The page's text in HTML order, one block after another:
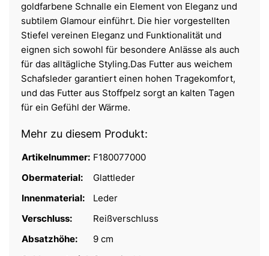
goldfarbene Schnalle ein Element von Eleganz und
subtilem Glamour einführt. Die hier vorgestellten
Stiefel vereinen Eleganz und Funktionalität und
eignen sich sowohl für besondere Anlässe als auch
für das alltägliche Styling.Das Futter aus weichem
Schafsleder garantiert einen hohen Tragekomfort,
und das Futter aus Stoffpelz sorgt an kalten Tagen
für ein Gefühl der Wärme.
Mehr zu diesem Produkt:
Artikelnummer: F180077000
Obermaterial:
Glattleder
Innenmaterial:
Leder
Verschluss:
Reißverschluss
Absatzhöhe:
9 cm